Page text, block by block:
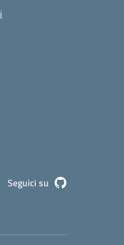
Seguici su